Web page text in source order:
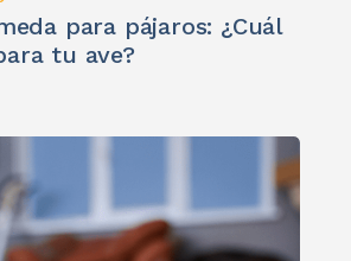
para pájaros: ¿Cuál
tu ave?